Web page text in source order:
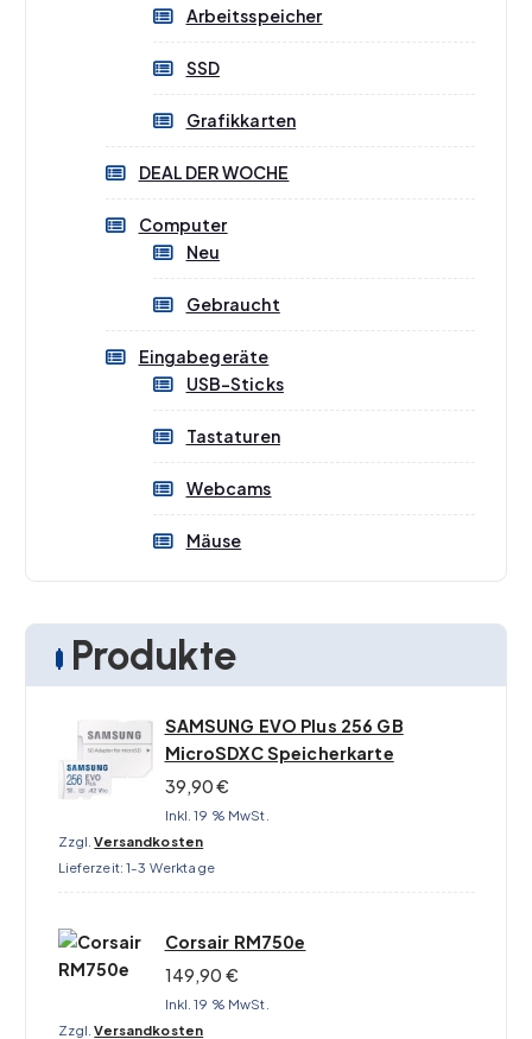
Arbeitsspeicher
SSD
Grafikkarten
DEAL DER WOCHE
Computer
Neu
Gebraucht
Eingabegeräte
USB-Sticks
Tastaturen
Webcams
Mäuse
Produkte
SAMSUNG EVO Plus 256 GB
MicroSDXC Speicherkarte
39,90€
Inkl. 19 % MwSt.
Zzgl.Versandkosten
Lieferzeit:1-3 Werktage
Corsair RM750e
149,90 €
Inkl. 19 % MwSt.
Zzgl.Versandkosten